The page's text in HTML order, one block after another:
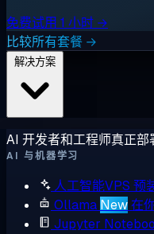
免费试用 1 小时 →
比较所有套餐 →
AI 开发者和工程师真正部
AI 与机器学习
人工智能VPS 预
Ollama New在
Jupyter